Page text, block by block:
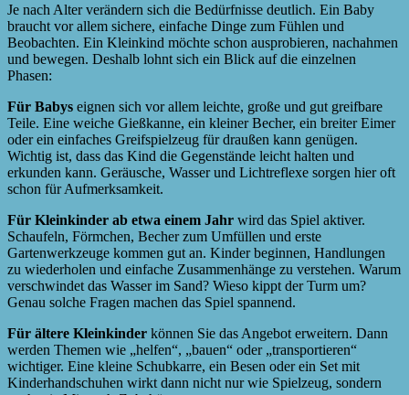
Je nach Alter verändern sich die Bedürfnisse deutlich. Ein Baby
braucht vor allem sichere, einfache Dinge zum Fühlen und
Beobachten. Ein Kleinkind möchte schon ausprobieren, nachahmen
und bewegen. Deshalb lohnt sich ein Blick auf die einzelnen
Phasen:
Für Babys eignen sich vor allem leichte, große und gut greifbare
Teile. Eine weiche Gießkanne, ein kleiner Becher, ein breiter Eimer
oder ein einfaches Greifspielzeug für draußen kann genügen.
Wichtig ist, dass das Kind die Gegenstände leicht halten und
erkunden kann. Geräusche, Wasser und Lichtreflexe sorgen hier oft
schon für Aufmerksamkeit.
Für Kleinkinder ab etwa einem Jahr wird das Spiel aktiver.
Schaufeln, Förmchen, Becher zum Umfüllen und erste
Gartenwerkzeuge kommen gut an. Kinder beginnen, Handlungen
zu wiederholen und einfache Zusammenhänge zu verstehen. Warum
verschwindet das Wasser im Sand? Wieso kippt der Turm um?
Genau solche Fragen machen das Spiel spannend.
Für ältere Kleinkinder können Sie das Angebot erweitern. Dann
werden Themen wie „helfen“, „bauen“ oder „transportieren“
wichtiger. Eine kleine Schubkarre, ein Besen oder ein Set mit
Kinderhandschuhen wirkt dann nicht nur wie Spielzeug, sondern